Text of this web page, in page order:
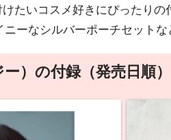
たいコスメ好きにぴったり
ーなシルバーポーチセット
）の付録（発売日順）